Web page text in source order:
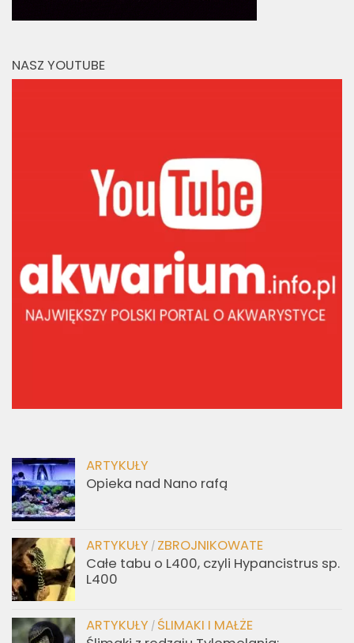
NASZ YOUTUBE
ARTYKUŁY
Opieka nad Nano rafą
ARTYKUŁY / ZBROJNIKOWATE
Całe tabu o L400, czyli Hypancistrus sp.
L400
ARTYKUŁY / ŚLIMAKI I MAŁŻE